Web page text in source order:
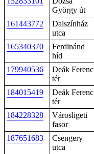
György út
161443772
Dalszínház
utca
165340370
Ferdinánd
híd
179940536
Deák Ferenc
tér
184015419
Deák Ferenc
tér
184228328
Városligeti
fasor
187651683
Csengery
utca